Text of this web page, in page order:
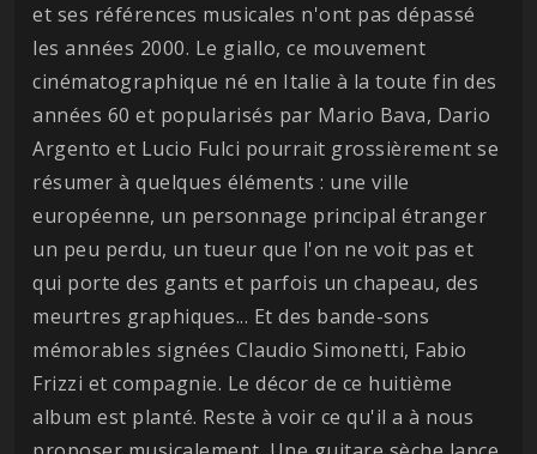
et ses références musicales n'ont pas dépassé
les années 2000. Le giallo, ce mouvement
cinématographique né en Italie à la toute fin des
années 60 et popularisés par Mario Bava, Dario
Argento et Lucio Fulci pourrait grossièrement se
résumer à quelques éléments : une ville
européenne, un personnage principal étranger
un peu perdu, un tueur que l'on ne voit pas et
qui porte des gants et parfois un chapeau, des
meurtres graphiques... Et des bande-sons
mémorables signées Claudio Simonetti, Fabio
Frizzi et compagnie. Le décor de ce huitième
album est planté. Reste à voir ce qu'il a à nous